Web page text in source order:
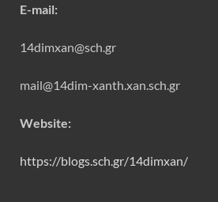
E-mail:
14dimxan@sch.gr
mail@14dim-xanth.xan.sch.gr
Website:
https://blogs.sch.gr/14dimxan/